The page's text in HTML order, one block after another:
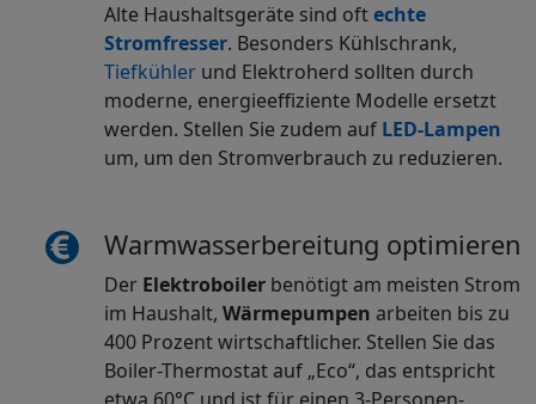
Alte Haushaltsgeräte sind oftechte
Stromfresser. Besonders Kühlschrank,
Tiefkühlerund Elektroherd sollten durch
moderne, energieeffiziente Modelle ersetzt
werden. Stellen Sie zudem auf LED-Lampen
um, um den Stromverbrauch zu reduzieren.
Warmwasserbereitung optimieren
Der Elektroboiler benötigt am meisten Strom
im Haushalt, Wärmepumpen arbeiten bis zu
400 Prozent wirtschaftlicher. Stellen Sie das
Boiler-Thermostat auf „Eco“, das entspricht